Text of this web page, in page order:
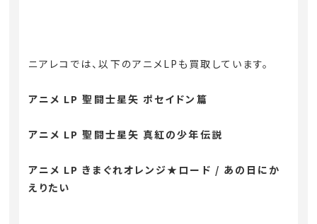
ニアレコでは、以下のアニメLPも買取しています。
アニメ LP 聖闘士星矢 ポセイドン篇
アニメ LP 聖闘士星矢 真紅の少年伝説
アニメ LP きまぐれオレンジ★ロード / あの日にか
えりたい